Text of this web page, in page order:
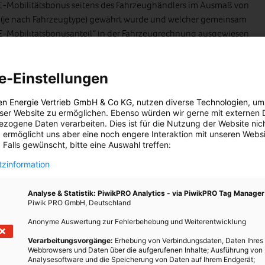
Mobilitätsbonus seitens des Fahrzeughändlers im Ausmaß von
nach Fahrzeugtype) gewährt wurde und welcher gemeinsam
Mobilitätsbonusanteil“ in der Fahrzeugrechnung ausgewiesen
Energieträgern betrieben werden,
mindestens 50 km beträgt (nicht relevant für E-Mopeds/E-
ohne Sonderausstattung) 60.000 Euro nicht
spätestens 6 Monate nach Rechnungslegung und Kauf
Förderung bis Ende 2020.
und (E-)Transporträder
Einstellungen
Energie Vertrieb GmbH & Co KG, nutzen diverse Technologien,
Website zu ermöglichen. Ebenso würden wir gerne mit externen
Daten verarbeiten. Dies ist für die Nutzung der Website
ermöglicht uns aber eine noch engere Interaktion mit unseren
Falls gewünscht, bitte eine Auswahl treffen:
Analyse & Statistik: PiwikPRO Analytics - via PiwikPRO Tag Manager
Piwik PRO GmbH, Deutschland
Anonyme Auswertung zur Fehlerbehebung und Weiterentwicklung
Verarbeitungsvorgänge: Erhebung von Verbindungsdaten, Daten Ihres
Webbrowsers und Daten über die aufgerufenen Inhalte; Ausführung von
Analysesoftware und die Speicherung von Daten auf Ihrem Endgerät;